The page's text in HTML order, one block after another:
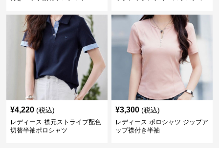
¥4,220 (税込)
レディース 襟元ストライプ配色
切替半袖ポロシャツ
¥3,300 (税込)
レディース ポロシャツ ジップア
ップ襟付き半袖